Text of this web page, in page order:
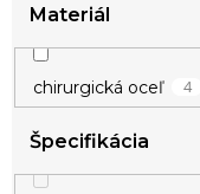
Materiál
chirurgická oceľ 4
Špecifikácia